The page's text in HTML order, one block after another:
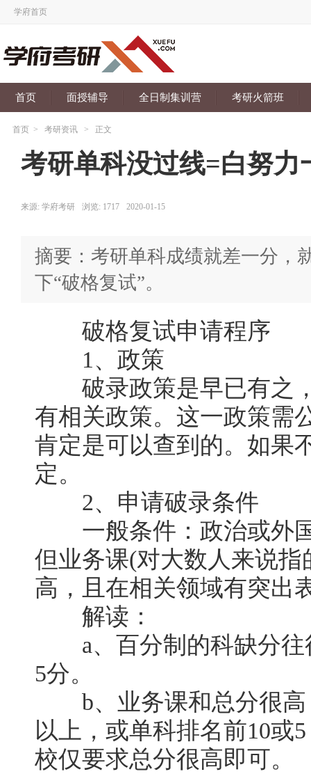
学府首页
首页 面授辅导 全日制集训营 考研火箭班
首页 > 考研资讯 > 正文
考研单科没过线=白努力
来源: 学府考研 浏览: 1717 2020-01-15
摘要：考研单科成绩就差一分，
下“破格复试”。
破格复试申请程序
1、政策
破录政策是早已有之，
有相关政策。这一政策需
肯定是可以查到的。如果
定。
2、申请破录条件
一般条件：政治或外国
但业务课(对大数人来说
高，且在相关领域有突出
解读：
a、百分制的科缺分往
5分。
b、业务课和总分很高
以上，或单科排名前10或
校仅要求总分很高即可。